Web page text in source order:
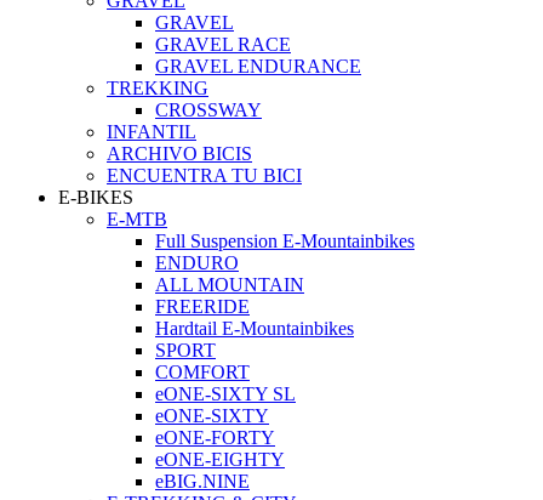
GRAVEL
GRAVEL RACE
GRAVEL ENDURANCE
TREKKING
CROSSWAY
INFANTIL
ARCHIVO BICIS
ENCUENTRA TU BICI
E-BIKES
E-MTB
Full Suspension E-Mountainbikes
ENDURO
ALL MOUNTAIN
FREERIDE
Hardtail E-Mountainbikes
SPORT
COMFORT
eONE-SIXTY SL
eONE-SIXTY
eONE-FORTY
eONE-EIGHTY
eBIG.NINE